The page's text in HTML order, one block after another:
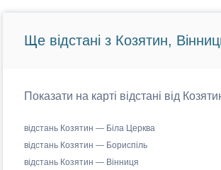
Ще відстані з Козятин,
Показати на карті відстані від
відстань Козятин — Біла Церква
відстань Козятин — Бориспіль
відстань Козятин — Вінниця